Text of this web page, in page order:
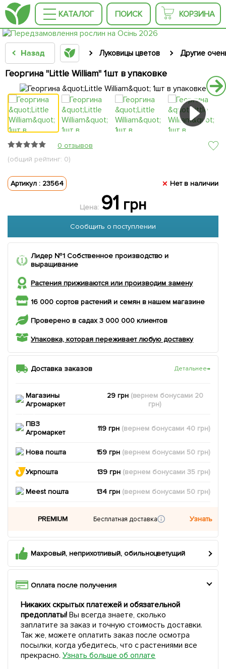
КАТАЛОГ ПОИСК КОРЗИНА
Назад Луковицы цветов Другие
Георгина "Little William" 1шт в упаковке
0 отзывов
(общий рейтинг: 0)
Артикул : 23564 Нет в наличии
Цена: 91 грн
Сообщить о поступлении
Лидер №1 Собственное производство и
выращивание
Растения приживаются или производим замену
16 000 сортов растений и семян в нашем магазине
Проверено в садах 3 000 000 клиентов
Упаковка, которая переживает любую доставку
Доставка заказов Детальнее→
Магазины
Агромаркет
29 грн (вернем бонусами 20
грн)
ПВЗ
Агромаркет
119 грн (вернем бонусами 40 грн)
Нова пошта 159 грн (вернем бонусами 50 грн)
Укрпошта 139 грн (вернем бонусами35 грн)
Meest пошта 134 грн (вернем бонусами 50 грн)
PREMIUM Бесплатная доставка Узнать
Махровый, неприхотливый, обильноцветущий
Оплата после получения
Никаких скрытых платежей и обязательной
предоплаты!Вы всегда знаете, сколько
заплатите за заказ и точную стоимость доставки.
Так же, можете оплатить заказ после осмотра
посылки, когда убедитесь, что с растениями все
прекрасно. Узнать больше об оплате